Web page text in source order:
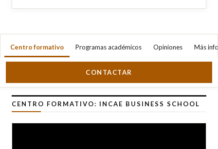
Centro formativo Programas académicos Opiniones Más
CONTACTAR
CENTRO FORMATIVO: INCAE BUSINESS SCHOOL